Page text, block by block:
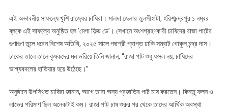
এই অভাবনীয় সাফল্যে খুশি রাজ্যের চাষিরা। মালদা জেলার তুলসীহাটা, হরিশচন্দ্রপুর ১ নম্বর
ব্লকে এই সাফল্যে অনুষ্ঠিত হল ‘মেগা ফিল্ড ডে’। সেখানে অংশগ্রহণকারী চাষিদের রাজা পাটের
গুণাগুণ তুলে ধরেন বিশেষ অতিথি, ২০২৫ সালে পদ্মশ্রী প্রাপ্ত ঢাকি সম্রাট গোকুল চন্দ্র দাস।
ঢাকের তালে তালে কৃষকদের মন ভরিয়ে তিনি জানান, “রাজা পাট শুধু ফসল নয়, চাষিদের
ভাগ্যবদলের হাতিয়ার হয়ে উঠেছে।”
অনুষ্ঠানে উপস্থিত চাষিরা জানান, আগে তারা অন্য প্রজাতির পাট চাষ করতেন। কিন্তু ফলন ও
লাভের পরিমাণ ছিল অনেকটাই কম। রাজা পাট চাষ শুরুর পর থেকে তাদের আর্থিক অবস্থা